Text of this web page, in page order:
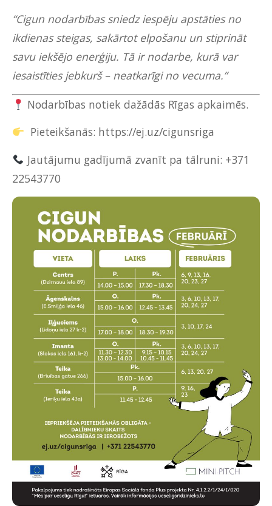
“Cigun nodarbības sniedz iespēju apstāties no
ikdienas steigas, sakārtot elpošanu un stiprināt
savu iekšējo enerģiju. Tā ir nodarbe, kurā var
iesaistīties jebkurš – neatkarīgi no vecuma.”
Nodarbības notiek dažādās Rīgas apkaimēs.
Pieteikšanās: https://ej.uz/cigunsriga
Jautājumu gadījumā zvanīt pa tālruni: +371
22543770